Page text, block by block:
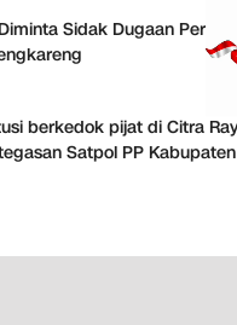
Sidak Dugaan
berkedok pijat di Citra
Satpol PP